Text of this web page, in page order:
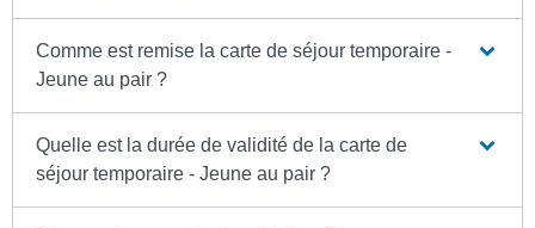
Comme est remise la carte de séjour temporaire -
Jeune au pair ?
Quelle est la durée de validité de la carte de
séjour temporaire - Jeune au pair ?